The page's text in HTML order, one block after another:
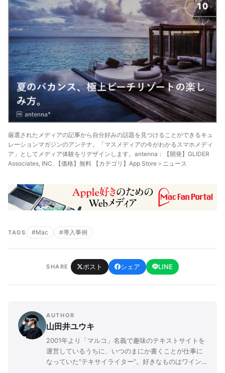
厳選されたメディアの記事から自分好みの話題を見つけることができるキュ
レーションマガジンのアンテナ。「マスメディアの今がわかるスマホメディ
ア」としてメディア体験をリデザインします。antenna：【開発】GLIDER
Associates, INC. 【価格】無料 【カテゴリ】App Store＞ニュース
TAGS #Mac #導入事例
SHARE ポスト シェア LINE
AUTHOR
山田井ユウキ
2001年より「マルコ」名義で趣味のテキストサイトを
運営しているうちに、いつのまにか書くことが仕事に
なっていた“テキサイライター”。好きなものはワイン